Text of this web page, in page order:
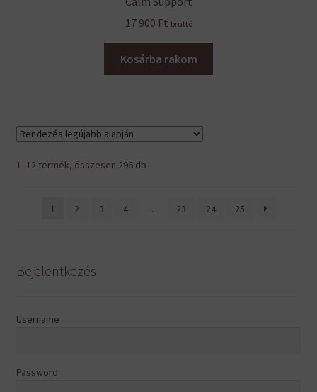
17 900 Ft bruttó
Kosárba rakom
1–12 termék, összesen 296 dbSorted
1
2 3 4 … 23 24 25
Bejelentkezés
Username
Password